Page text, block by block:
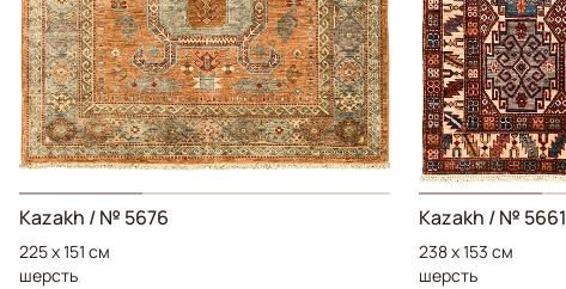
Kazakh / № 5676
225 x 151 см
шерсть
Kazakh / № 5661
238 x 153 см
шерсть